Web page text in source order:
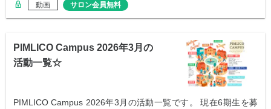
動画 サロン会員無料
PIMLICO Campus 2026年3月の
活動一覧☆
PIMLICO Campus 2026年3月の活動一覧です。 現在6期生を募